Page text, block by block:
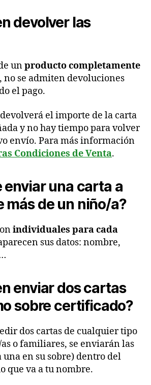
devolver las
unproducto completamente
, no se admiten devoluciones
el pago.
el importe de la carta
y no hay tiempo para volver
envío. Para más información
Condiciones de Venta.
enviar una carta a
más de un niño/a?
individuales para cada
sus datos: nombre,
enviar dos cartas
sobre certificado?
dos cartas de cualquier tipo
o familiares, se enviarán las
una en su sobre) dentro del
que va a tu nombre.